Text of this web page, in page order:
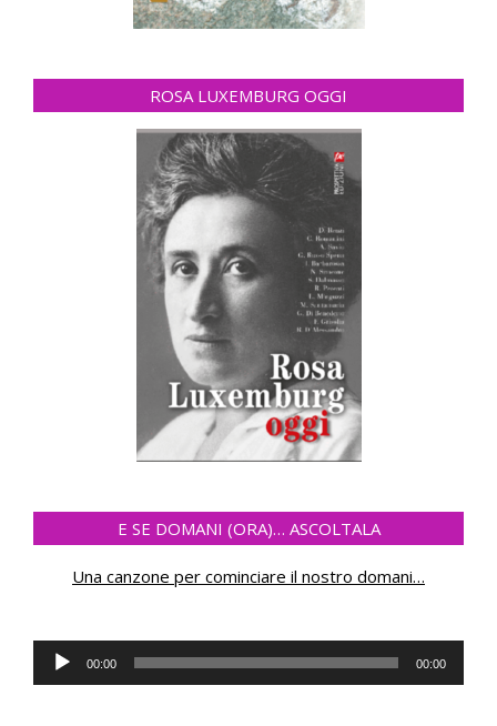
ROSA LUXEMBURG OGGI
E SE DOMANI (ORA)… ASCOLTALA
Una canzone per cominciare il nostro domani…
Audio
Player
00:00 00:00